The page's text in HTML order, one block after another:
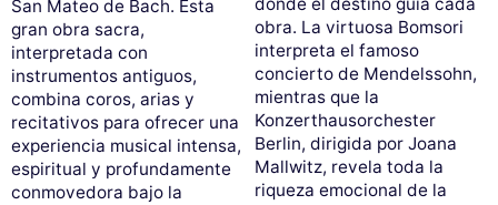
San Mateo de Bach. Esta
gran obra sacra,
interpretada con
instrumentos antiguos,
combina coros, arias y
recitativos para ofrecer una
experiencia musical intensa,
espiritual y profundamente
conmovedora bajo la
obra. La virtuosa Bomsori
interpreta el famoso
concierto de Mendelssohn,
mientras que la
Konzerthausorchester
Berlin, dirigida por Joana
Mallwitz, revela toda la
riqueza emocional de la